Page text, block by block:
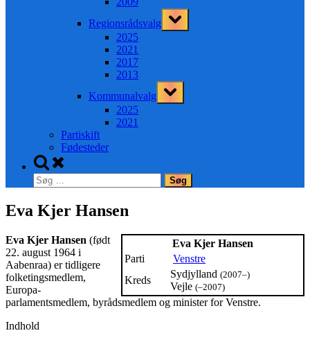
Regionsrådsvalg
Toggle
sub-
2025
2021
2017
2013
Kommunalvalg
Toggle
sub-
2025
2021
Partiskift
Fødesteder
Toggle
search
form
Søg
efter:
Eva Kjer Hansen
Eva Kjer Hansen
Parti
Venstre
Kreds
Sydjylland (2007–)
Vejle (–2007)
Eva Kjer Hansen (født
22. august 1964 i
Aabenraa) er tidligere
folketingsmedlem,
Europa-
parlamentsmedlem, byrådsmedlem og minister for Venstre.
Indhold